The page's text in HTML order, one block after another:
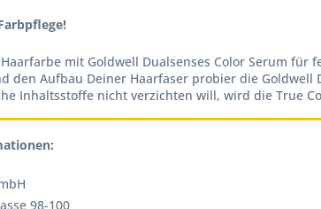
mit Goldwell Dualsenses Color Serum für
den Aufbau Deiner Haarfaser probier die Goldwell
Inhaltsstoffe nicht verzichten will, wird die True
98-100